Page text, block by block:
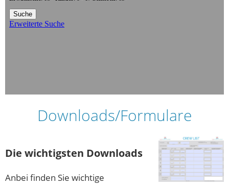
Downloads/Formulare
Die wichtigsten Downloads
Anbei finden Sie wichtige